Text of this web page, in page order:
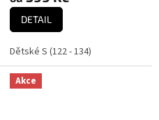
DETAIL
Dětské S (122 - 134)
Akce